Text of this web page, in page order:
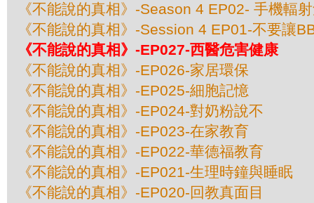
《不能說的真相》-Season 4 EP02- 手機輻
《不能說的真相》-Session 4 EP01-不要讓
《不能說的真相》-EP027-西醫危害健康
《不能說的真相》-EP026-家居環保
《不能說的真相》-EP025-細胞記憶
《不能說的真相》-EP024-對奶粉說不
《不能說的真相》-EP023-在家教育
《不能說的真相》-EP022-華德福教育
《不能說的真相》-EP021-生理時鐘與睡眠
《不能說的真相》-EP020-回教真面目